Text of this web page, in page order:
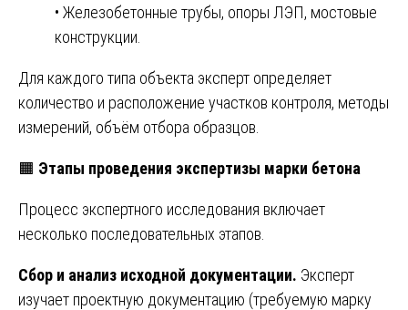
• Железобетонные трубы, опоры ЛЭП, мостовые
конструкции.
Для каждого типа объекта эксперт определяет
количество и расположение участков контроля, методы
измерений, объём отбора образцов.
🟧 Этапы проведения экспертизы марки бетона
Процесс экспертного исследования включает
несколько последовательных этапов.
Сбор и анализ исходной документации. Эксперт
изучает проектную документацию (требуемую марку